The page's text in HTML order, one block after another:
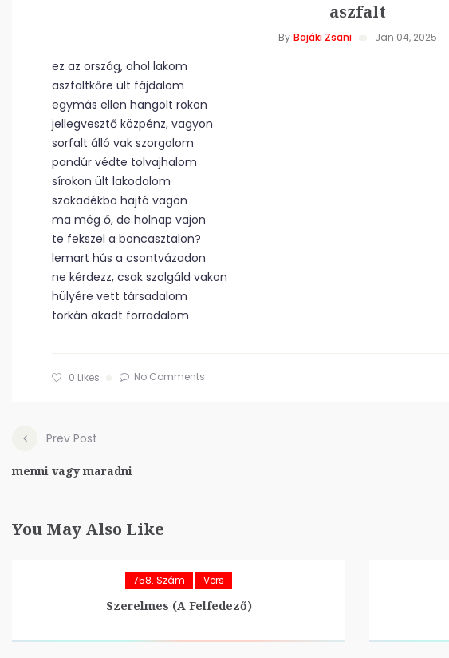
aszfalt
By Bajáki Zsani Jan 04, 2025
ez az ország, ahol lakom
aszfaltkőre ült fájdalom
egymás ellen hangolt rokon
jellegvesztő közpénz, vagyon
sorfalt álló vak szorgalom
pandúr védte tolvajhalom
sírokon ült lakodalom
szakadékba hajtó vagon
ma még ő, de holnap vajon
te fekszel a boncasztalon?
lemart hús a csontvázadon
ne kérdezz, csak szolgáld vakon
hülyére vett társadalom
torkán akadt forradalom
0 Likes No Comments
Prev Post
menni vagy maradni
You May Also Like
758. Szám Vers
Szerelmes (A Felfedező)